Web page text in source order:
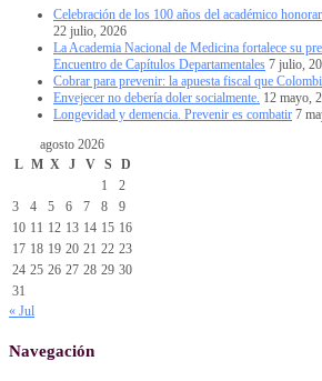
Celebración de los 100 años del académico
22 julio, 2026
La Academia Nacional de Medicina fortalece su
Encuentro de Capítulos Departamentales 7 julio,
Cobrar para prevenir: la apuesta fiscal que
Envejecer no debería doler socialmente. 12 mayo,
Longevidad y demencia. Prevenir es combatir 7
agosto 2026
L M X J V S
D
1
2
3
4 5 6 7 8
9
10 11 12 13 14 15 16
17 18 19 20 21 22 23
24 25 26 27 28 29 30
31
« Jul
Navegación